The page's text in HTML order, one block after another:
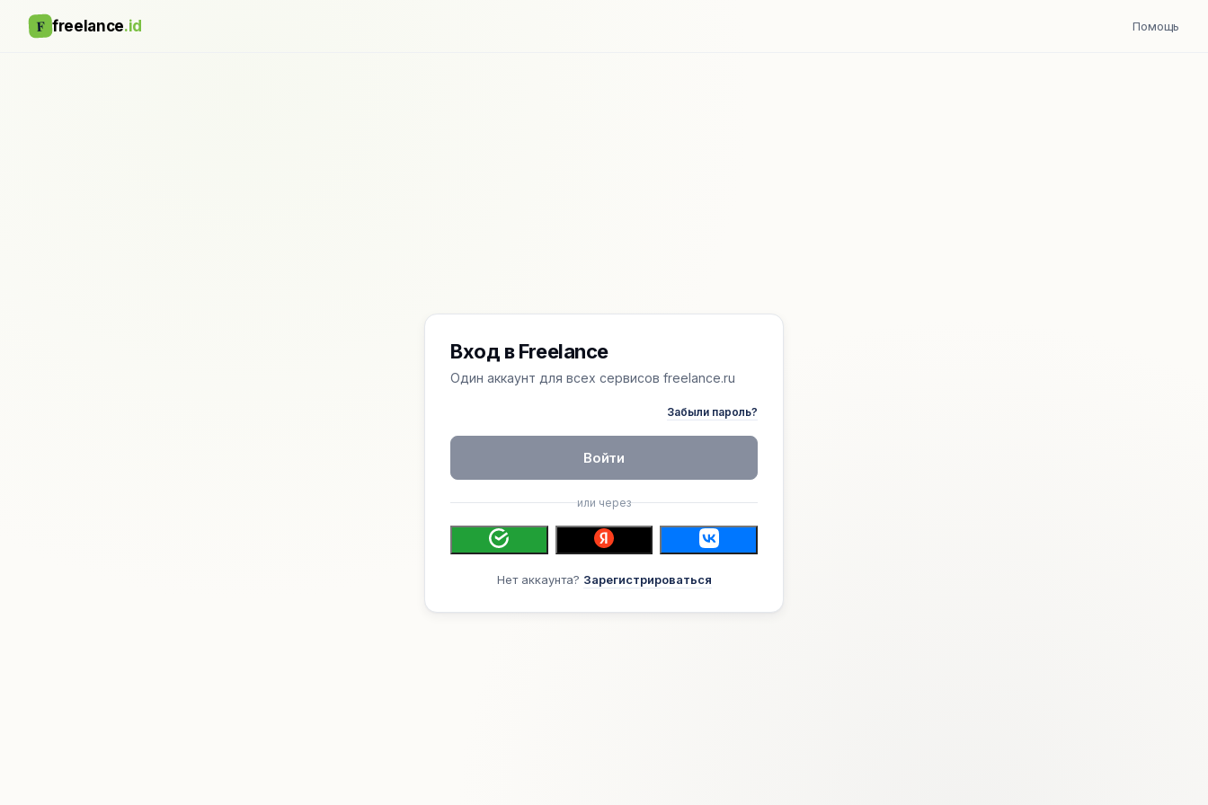
F freelance.id Помощь
Вход в Freelance
Один аккаунт для всех сервисов freelance.ru
Забыли пароль?
Войти
или через
Нет аккаунта? Зарегистрироваться